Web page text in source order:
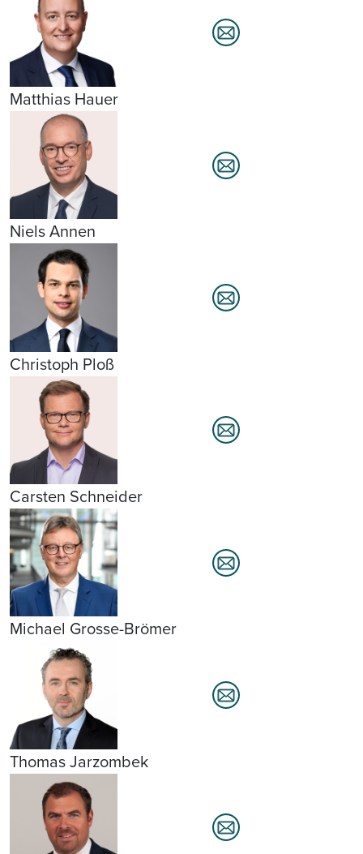
Matthias Hauer
Niels Annen
Christoph Ploß
Carsten Schneider
Michael Grosse-Brömer
Thomas Jarzombek